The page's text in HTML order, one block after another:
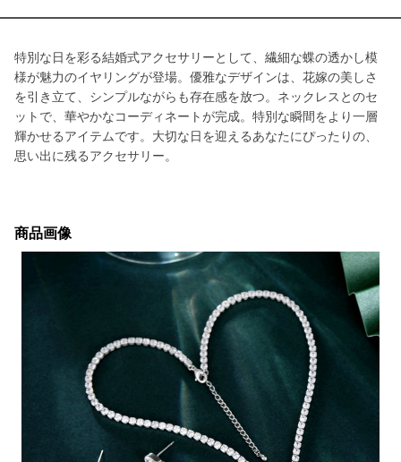
特別な日を彩る結婚式アクセサリーとして、繊細な蝶の透かし模
様が魅力のイヤリングが登場。優雅なデザインは、花嫁の美しさ
を引き立て、シンプルながらも存在感を放つ。ネックレスとのセ
ットで、華やかなコーディネートが完成。特別な瞬間をより一層
輝かせるアイテムです。大切な日を迎えるあなたにぴったりの、
思い出に残るアクセサリー。
商品画像